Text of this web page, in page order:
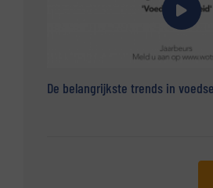
De belangrijkste trends in